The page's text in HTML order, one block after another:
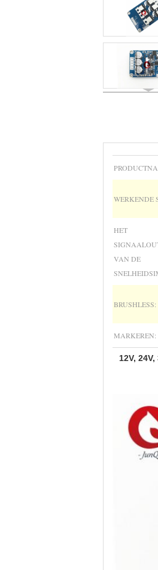
WERKENDE
HET
VAN DE
BRUSHLESS:
MARKEREN:
12V,